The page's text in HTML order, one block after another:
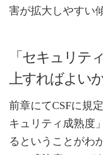
害が拡大しやすい
「セキュリテ
上すればよい
前章にてCSFに規
キュリティ成熟度
るということがわ